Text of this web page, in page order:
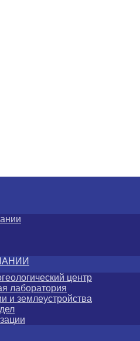
центр
лаборатория
и землеустройства